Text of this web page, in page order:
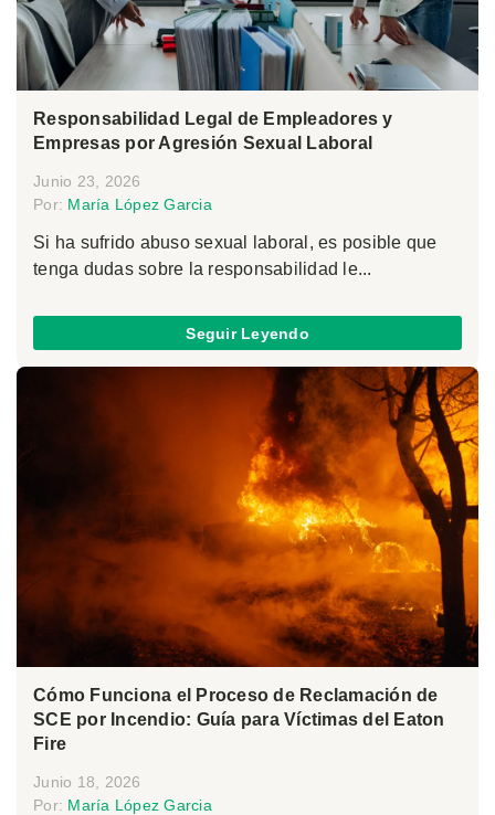
Responsabilidad Legal de Empleadores y
Empresas por Agresión Sexual Laboral
Junio 23, 2026
Por: María López Garcia
Si ha sufrido abuso sexual laboral, es posible que
tenga dudas sobre la responsabilidad le...
Seguir Leyendo
Cómo Funciona el Proceso de Reclamación de
SCE por Incendio: Guía para Víctimas del Eaton
Fire
Junio 18, 2026
Por: María López Garcia